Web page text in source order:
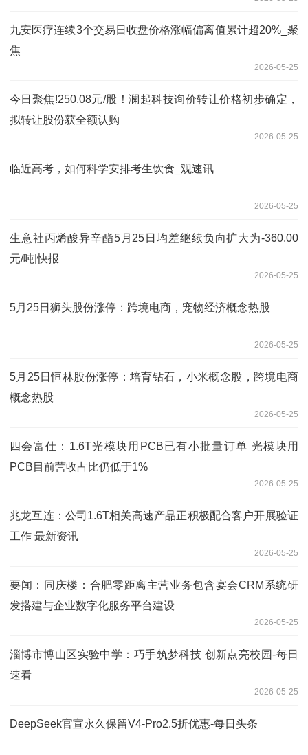
九安医疗连续3个交易日收盘价格涨幅偏离值累计超20%_聚
焦
2026-05-25
今日聚焦!250.08元/股！澜起科技询价转让价格初步确定，
拟转让股份获全额认购
2026-05-25
临近高考，如何科学安排考生饮食_观速讯
2026-05-25
生意社丙烯酸异辛酯5月25日均差继续负向扩大为-360.00
元/吨|快报
2026-05-25
5月25日狮头股份涨停：跨境电商，宠物经济概念热股
2026-05-25
5月25日恒林股份涨停：培育钻石，小米概念股，跨境电商
概念热股
2026-05-25
四会富仕：1.6T光模块用PCB已有小批量订单 光模块用
PCB目前营收占比仍低于1%
2026-05-25
兆龙互连：公司1.6T相关高速产品正积极配合客户开展验证
工作 最新资讯
2026-05-25
要闻：同庆楼：合肥零距离主营业务包含宴会CRM系统研
发搭建与企业数字化服务平台建设
2026-05-25
淄博市博山区实验中学：巧手筑梦科技 创新点亮校园-每日
速看
2026-05-25
DeepSeek官宣永久保留V4-Pro2.5折优惠-每日头条